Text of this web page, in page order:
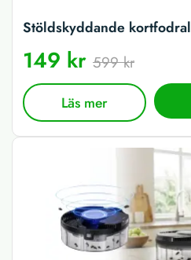
Stöldskyddande kortfodral
149 kr 599 kr
Läs mer